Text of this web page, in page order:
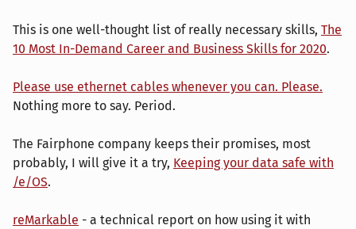
This is one well-thought list of really necessary skills, The
10 Most In-Demand Career and Business Skills for 2020.
Please use ethernet cables whenever you can. Please.
Nothing more to say. Period.
The Fairphone company keeps their promises, most
probably, I will give it a try, Keeping your data safe with
/e/OS.
reMarkable - a technical report on how using it with